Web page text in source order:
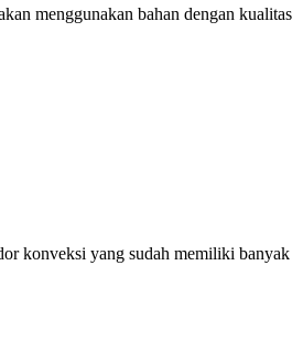
menggunakan bahan dengan kualitas
konveksi yang sudah memiliki banyak